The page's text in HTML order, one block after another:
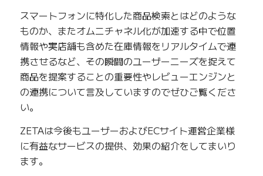
スマートフォンに特化した商品検索とはどのような
ものか、またオムニチャネル化が加速する中で位置
情報や実店舗も含めた在庫情報をリアルタイムで連
携させるなど、その瞬間のユーザーニーズを捉えて
商品を提案することの重要性やレビューエンジンと
の連携について言及していますのでぜひご覧くださ
い。
ZETAは今後もユーザーおよびECサイト運営企業様
に有益なサービスの提供、効果の紹介をしてまいり
ます。